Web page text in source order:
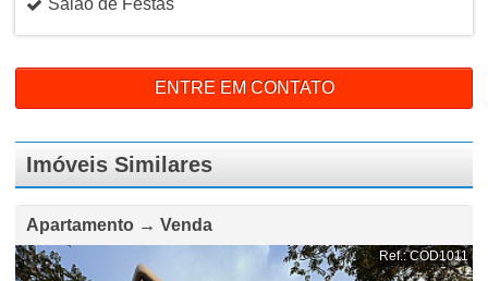
ENTRE EM CONTATO
Imóveis Similares
Apartamento → Venda
Ref.: COD1011